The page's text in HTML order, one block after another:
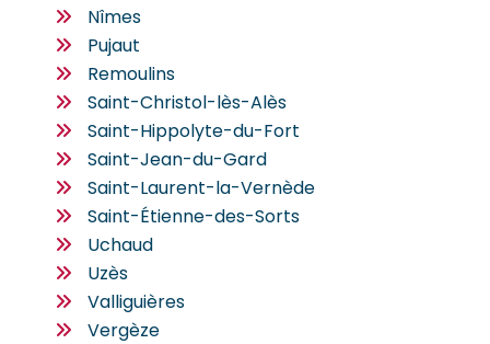
Nîmes
Pujaut
Remoulins
Saint-Christol-lès-Alès
Saint-Hippolyte-du-Fort
Saint-Jean-du-Gard
Saint-Laurent-la-Vernède
Saint-Étienne-des-Sorts
Uchaud
Uzès
Valliguières
Vergèze